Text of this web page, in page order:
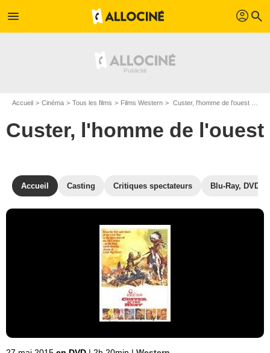
menu profil search
Accueil Cinéma Tous les films Films Western Custer, l'homme de l'ouest de Robert Siodmak
Custer, l'homme de l'ouest
Accueil Casting Critiques spectateurs Blu-Ray, DVD